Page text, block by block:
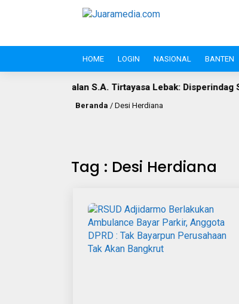
HOME LOGIN NASIONAL BANTEN
S.A. Tirtayasa Lebak: Disperindag Sebut Kini Aset
Beranda / Desi Herdiana
Tag : Desi Herdiana